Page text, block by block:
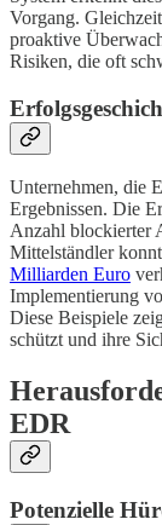
Vorgang.
proaktive
Risiken, die oft
Unternehmen, die
Ergebnissen. Die
Anzahl blockierter
Mittelständler
Milliarden Euro
Implementierung
Diese Beispiele
schützt und ihre
EDR
Potenzielle